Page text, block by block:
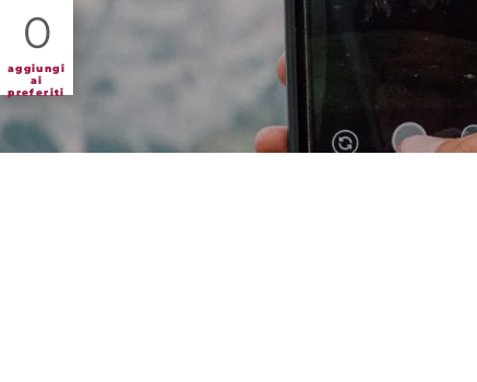
0
aggiungi
ai
preferiti
BIKEHOTELS
HOTELS & PACCHETTI
TOUR & TERRITORI